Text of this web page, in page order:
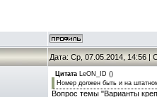
Дата: Ср, 07.05.2014, 14:56 |
Цитата LeON_ID ()
Номер должен быть и на
Вопрос темы "Варианты